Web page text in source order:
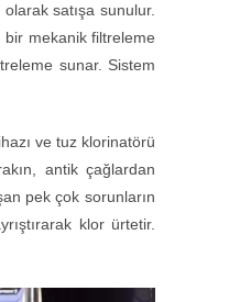
satışa sunulur.
bir mekanik filtreleme
sunar. Sistem
ve tuz klorinatörü
antik çağlardan
pek çok sorunların
klor ürtetir.